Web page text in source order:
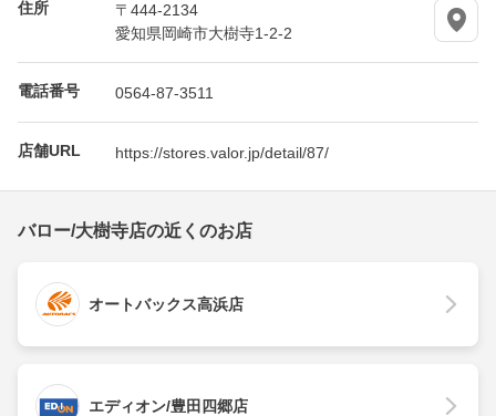
住所
〒444-2134
愛知県岡崎市大樹寺1-2-2
電話番号 0564-87-3511
店舗URL https://stores.valor.jp/detail/87/
バロー/大樹寺店の近くのお店
オートバックス高浜店
エディオン/豊田四郷店